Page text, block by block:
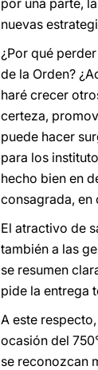
por una parte,
nuevas
¿Por qué
de la Orden?
haré crecer
certeza,
puede hacer
para los
hecho bien en
consagrada,
El atractivo de
también a las
se resumen
pide la entrega
A este
ocasión del
se reconozcan